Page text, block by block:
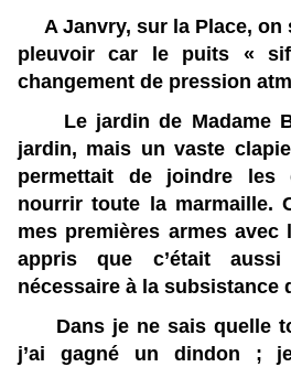
A Janvry, sur la Place, on
pleuvoir car le puits «
changement de pression
Le jardin de Madame
jardin, mais un vaste
permettait de joindre
nourrir toute la marmaille.
mes premières armes avec
appris que c’était
nécessaire à la subsistance
Dans je ne sais quelle
j’ai gagné un dindon ;